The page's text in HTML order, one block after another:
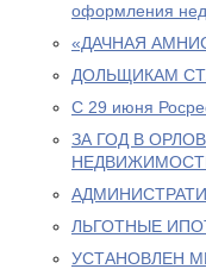
оформления
«ДАЧНАЯ
ДОЛЬЩИКАМ
С 29 июня
ЗА ГОД В
ЛЬГОТНЫЕ
УСТАНОВЛЕН